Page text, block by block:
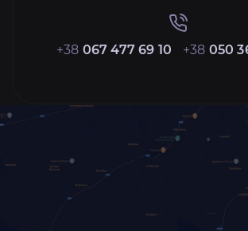
+38 067 477 69 10 +38 050